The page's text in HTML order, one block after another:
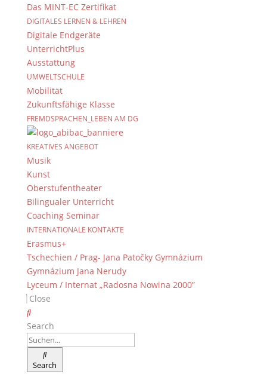
Das MINT-EC Zertifikat
DIGITALES LERNEN & LEHREN
Digitale Endgeräte
UnterrichtPlus
Ausstattung
UMWELTSCHULE
Mobilität
Zukunftsfähige Klasse
FREMDSPRACHEN_LEBEN AM DG
KREATIVES ANGEBOT
Musik
Kunst
Oberstufentheater
Bilingualer Unterricht
Coaching Seminar
INTERNATIONALE KONTAKTE
Erasmus+
Tschechien / Prag- Jana Patočky Gymnázium
Gymnázium Jana Nerudy
Lyceum / Internat „Radosna Nowina 2000”
Close
Search
Search